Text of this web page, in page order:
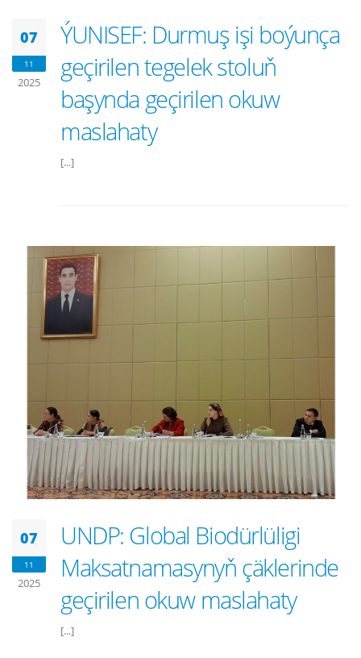
07
11
2025
ÝUNISEF: Durmuş işi boýunça
geçirilen tegelek stoluň
başynda geçirilen okuw
maslahaty
[...]
07
11
2025
UNDP: Global Biodürlüligi
Maksatnamasynyň çäklerinde
geçirilen okuw maslahaty
[...]